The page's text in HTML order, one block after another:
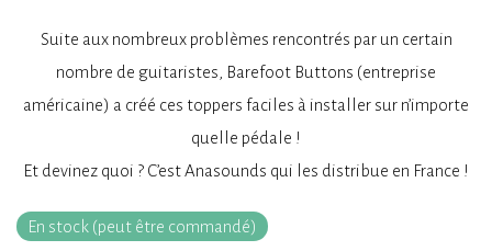
Suite aux nombreux problèmes rencontrés par un certain
nombre de guitaristes, Barefoot Buttons (entreprise
américaine) a créé ces toppers faciles à installer sur n’importe
quelle pédale !
Et devinez quoi ? C’est Anasounds qui les distribue en France !
En stock (peut être commandé)